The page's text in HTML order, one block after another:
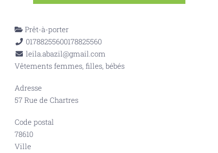
Prêt-à-porter
01788255600178825560
leila.abazil@gmail.com
Vêtements femmes, filles, bébés
Adresse
57 Rue de Chartres
Code postal
78610
Ville